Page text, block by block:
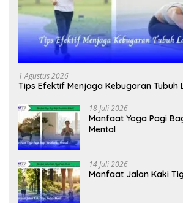
1 Agustus 2026
Tips Efektif Menjaga Kebugaran Tubuh
18 Juli 2026
Manfaat Yoga Pagi
Mental
14 Juli 2026
Manfaat Jalan Kaki